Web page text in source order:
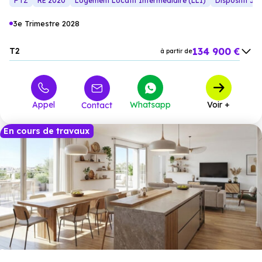
3e Trimestre 2028
T2 à partir de134 900 €
à partir de 259 900 €
Appel Contact Whatsapp Voir +
En cours de travaux